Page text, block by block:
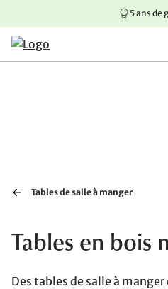
Aller au contenu principal
Aller à la navigation principale
Aller au pied de page
5 ans de
Tables de salle à manger
Tables en bois
Des tables de salle à manger